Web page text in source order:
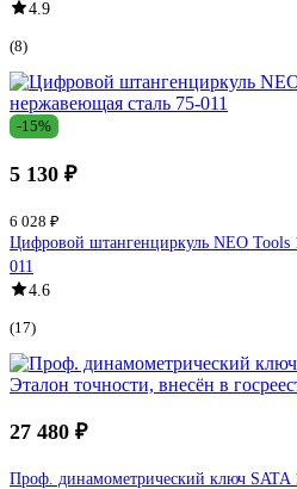
4.9
(8)
-15%
5 130 ₽
6 028 ₽
Цифровой штангенциркуль NEO
011
4.6
(17)
27 480 ₽
Проф. динамометрический ключ